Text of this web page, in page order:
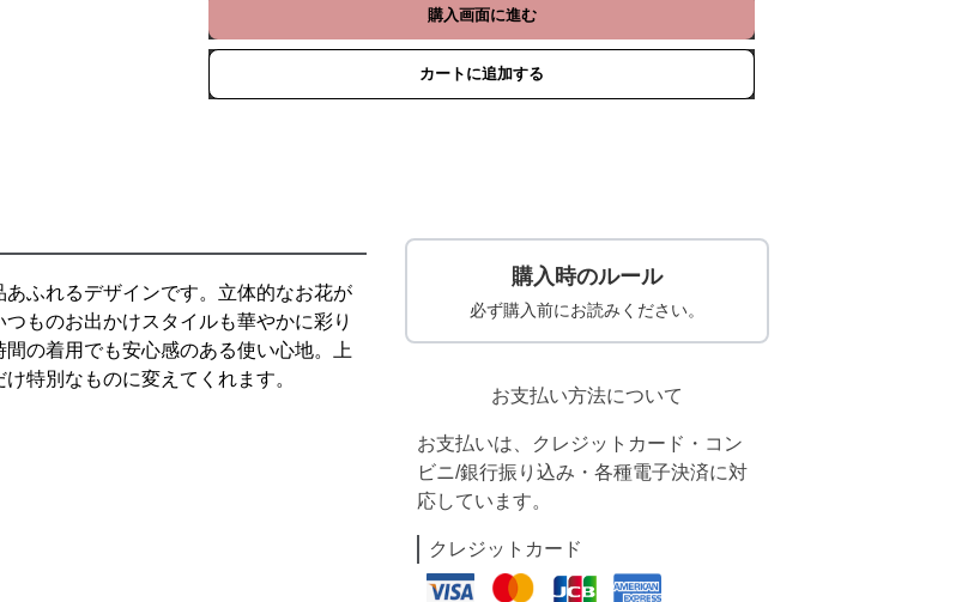
購入画面に進む
カートに追加する
ふれるデザインです。立体的なお花が
ものお出かけスタイルも華やかに彩り
の着用でも安心感のある使い心地。上
特別なものに変えてくれます。
購入時のルール
必ず購入前にお読みください。
お支払い方法について
お支払いは、クレジットカード・コン
ビニ/銀行振り込み・各種電子決済に対
応しています。
クレジットカード